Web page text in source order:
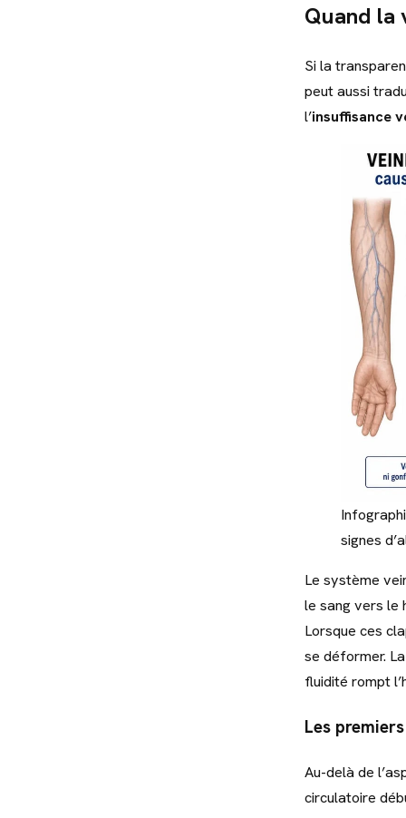
Quand la
Si la
peut aussi
l’insuffisance
signes
Le système
le sang vers le
Lorsque ces
se déformer.
fluidité rompt
Les
Au-delà de
circulatoire